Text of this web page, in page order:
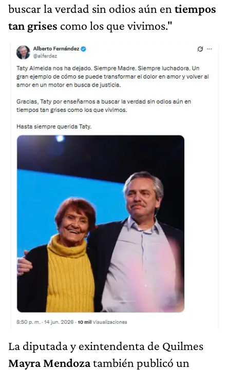
buscar la verdad sin odios aún en tiempos
tan grises como los que vivimos."
La diputada y exintendenta de Quilmes
Mayra Mendozatambién publicó un